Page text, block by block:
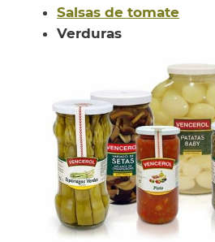
Salsas de tomate
Verduras